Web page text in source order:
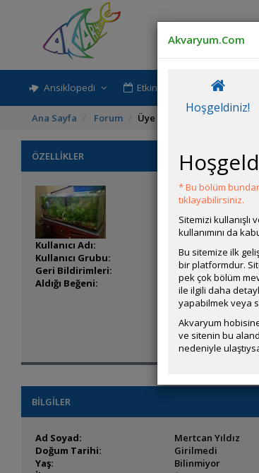
Ansiklopedi Etkinlik-Paylaşım
Ana Sayfa Forum Üye Profili
ÖZELLİKLER
Kullanıcı Adı:
Kullanıcı Grubu:
Forum Üyesi
Geri Bildirimleri:
0 adet mevcut.
Aldığı Beğeni:
11
BİLGİLER
Ad Soyad:
Mertcan Yıldız
Doğum Tarihi:
Girilmedi
Yaş:
Bilinmiyor
Akvaryum.Com
Hoşgeldiniz!
* Bu bölüm
tıklayabilirsiniz.
Sitemizi
kullanımını da
Bu sitemize ilk
bir platformdur.
pek çok bölüm
ile ilgili daha
yapabilmek veya
Akvaryum
ve sitenin bu
nedeniyle